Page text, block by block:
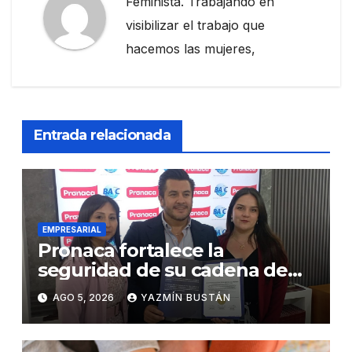
visibilizar el trabajo que
hacemos las mujeres,
Entrada relacionada
EMPRESARIAL
Pronaca fortalece la
seguridad de su cadena de
suministro con certificación
BASC en dos plantas
AGO 5, 2026 YAZMÍN BUSTÁN